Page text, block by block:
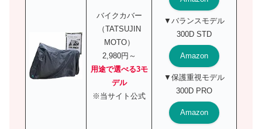
バイクカバー
（TATSUJIN
MOTO）
2,980円～
用途で選べる3モ
デル
※当サイト公式
▼バランスモデル
300D STD
Amazon
▼保護重視モデル
300D PRO
Amazon